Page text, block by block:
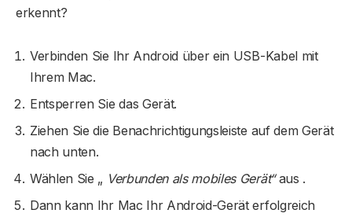
erkennt?
Verbinden Sie Ihr Android über ein USB-Kabel mit
Ihrem Mac.
Entsperren Sie das Gerät.
Ziehen Sie die Benachrichtigungsleiste auf dem Gerät
nach unten.
Wählen Sie „ Verbunden als mobiles Gerät“aus .
Dann kann Ihr Mac Ihr Android-Gerät erfolgreich